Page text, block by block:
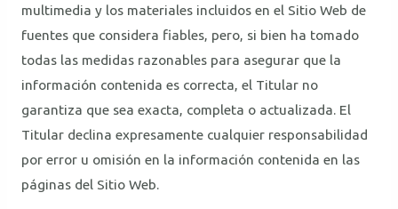
multimedia y los materiales incluidos en el Sitio Web de
fuentes que considera fiables, pero, si bien ha tomado
todas las medidas razonables para asegurar que la
información contenida es correcta, el Titular no
garantiza que sea exacta, completa o actualizada. El
Titular declina expresamente cualquier responsabilidad
por error u omisión en la información contenida en las
páginas del Sitio Web.